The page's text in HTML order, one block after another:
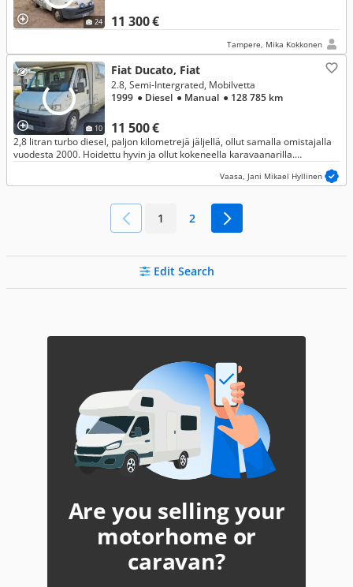
24 11 300 €
Tampere, Mika Kokkonen
10
Fiat Ducato, Fiat
11 500 €
2.8, Semi-Intergrated, Mobilvetta
1999 ● Diesel ● Manual ● 128 785 km
2,8 litran turbo diesel, paljon kilometrejä jäljellä, ollut samalla omistajalla
vuodesta 2000. Hoidettu hyvin ja ollut kokeneella karavaanarilla.
Vaasa, Jani Mikael Hyllinen
1 2
Edit Search
Are you selling your
motorhome or
caravan?